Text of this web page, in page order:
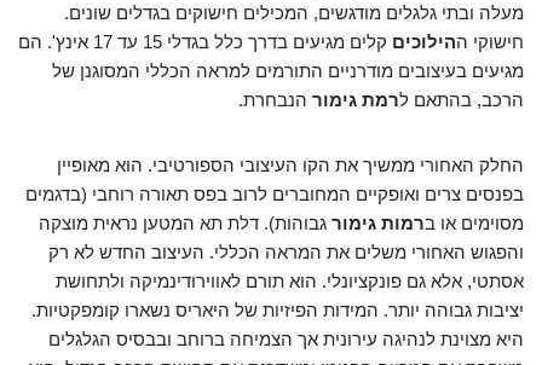
מעלה ובתי גלגלים מודגשים, המכילים חישוקים בגדלים שונים.
חישוקי ההילוכים
קלים מגיעים בדרך כלל בגדלי 15 עד 17 אינץ'. הם
מגיעים בעיצובים מודרניים התורמים למראה הכללי המסוגנן של
הרכב, בהתאם לרמת גימור הנבחרת.
החלק האחורי ממשיך את הקו העיצובי הספורטיבי. הוא מאופיין
בפנסים צרים ואופקיים המחוברים לרוב בפס תאורה רוחבי (בדגמים
מסוימים או ברמות גימור גבוהות). דלת תא המטען נראית מוצקה
והפגוש האחורי משלים את המראה הכללי. העיצוב החדש לא רק
אסתטי, אלא גם פונקציונלי. הוא תורם לאווירודינמיקה ולתחושת
יציבות גבוהה יותר. המידות הפיזיות של היאריס נשארו קומפקטיות.
היא מצוינת לנהיגה עירונית אך הצמיחה ברוחב ובבסיס הגלגלים